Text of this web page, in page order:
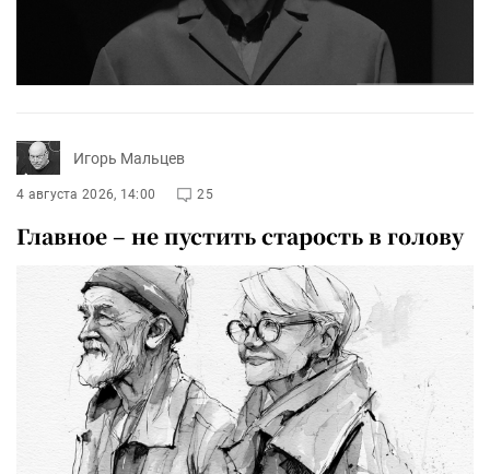
Игорь Мальцев
4 августа 2026, 14:00 25
Главное – не пустить старость в голову